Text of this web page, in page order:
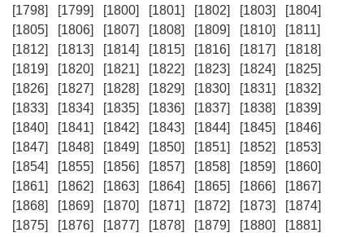
[1798]
[1799] [1800] [1801] [1802] [1803]
[1804]
[1805]
[1806] [1807] [1808] [1809] [1810]
[1811]
[1812]
[1813] [1814] [1815] [1816] [1817]
[1818]
[1819]
[1820] [1821] [1822] [1823] [1824]
[1825]
[1826]
[1827] [1828] [1829] [1830] [1831]
[1832]
[1833]
[1834] [1835] [1836] [1837] [1838]
[1839]
[1840]
[1841] [1842] [1843] [1844] [1845]
[1846]
[1847]
[1848] [1849] [1850] [1851] [1852]
[1853]
[1854]
[1855] [1856] [1857] [1858] [1859]
[1860]
[1861]
[1862] [1863] [1864] [1865] [1866]
[1867]
[1868]
[1869] [1870] [1871] [1872] [1873]
[1874]
[1875]
[1876] [1877] [1878] [1879] [1880]
[1881]